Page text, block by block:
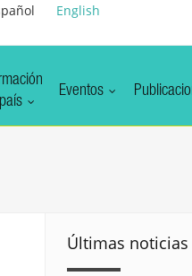
English
Eventos
Últimas noticias